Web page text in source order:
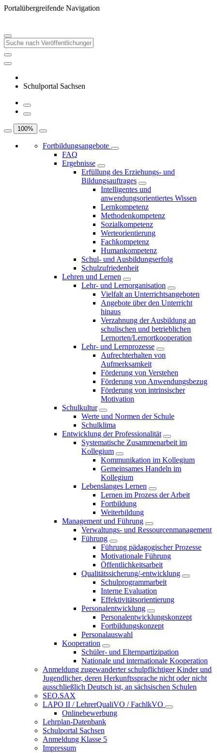
Portalübergreifende Navigation
Schulportal Sachsen
100%
Fortbildungsangebote
FAQ
Ergebnisse
Erfüllung des Erziehungs- und
Bildungsauftrages
Intelligentes und
anwendungsorientiertes Wissen
Lernkompetenz
Methodenkompetenz
Sozialkompetenz
Werteorientierung
Fachkompetenz
Humankompetenz
Schul- und Ausbildungserfolg
Schulzufriedenheit
Lehren und Lernen
Lehr- und Lernorganisation
Vielfalt an Unterrichtsangeboten
Angebote über den Unterricht
hinaus
Verzahnung der Ausbildung an
schulischen und betrieblichen
Lernorten/Lernortkooperation
Lehr- und Lernprozesse
Aufrechterhalten von
Aufmerksamkeit
Förderung von Verstehen
Förderung von Anwendungsbezug
Förderung von intrinsischer
Motivation
Schulkultur
Werte und Normen der Schule
Schulklima
Entwicklung der Professionalität
Systematische Zusammenarbeit im
Kollegium
Kommunikation im Kollegium
Gemeinsames Handeln im
Kollegium
Lebenslanges Lernen
Lernen im Prozess der Arbeit
Fortbildung
Weiterbildung
Management und Führung
Verwaltungs- und Ressourcenmanagement
Führung
Führung pädagogischer Prozesse
Motivationale Führung
Öffentlichkeitsarbeit
Qualitätssicherung/-entwicklung
Schulprogrammarbeit
Interne Evaluation
Effektivitätsorientierung
Personalentwicklung
Personalentwicklungskonzept
Fortbildungskonzept
Personalauswahl
Kooperation
Schüler- und Elternpartizipation
Nationale und internationale Kooperation
Anmeldung zugewanderter schulpflichtiger Kinder und
Jugendlicher, deren Herkunftssprache nicht oder nicht
ausschließlich Deutsch ist, an sächsischen Schulen
SEO.SAX
LAPO II / LehrerQualiVO / FachlkVO
Onlinebewerbung
Lehrplan-Datenbank
Schulportal Sachsen
Anmeldung Klasse 5
Impressum